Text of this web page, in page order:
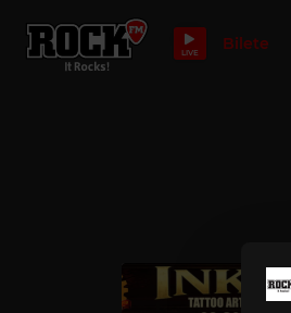
LIVE Bilete